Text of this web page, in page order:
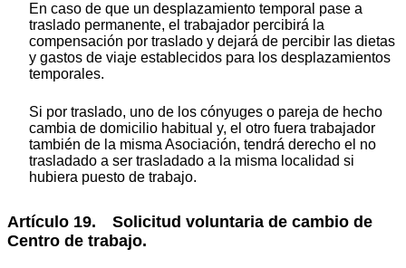
En caso de que un desplazamiento temporal pase a
traslado permanente, el trabajador percibirá la
compensación por traslado y dejará de percibir las dietas
y gastos de viaje establecidos para los desplazamientos
temporales.
Si por traslado, uno de los cónyuges o pareja de hecho
cambia de domicilio habitual y, el otro fuera trabajador
también de la misma Asociación, tendrá derecho el no
trasladado a ser trasladado a la misma localidad si
hubiera puesto de trabajo.
Artículo 19. Solicitud voluntaria de cambio de
Centro de trabajo.